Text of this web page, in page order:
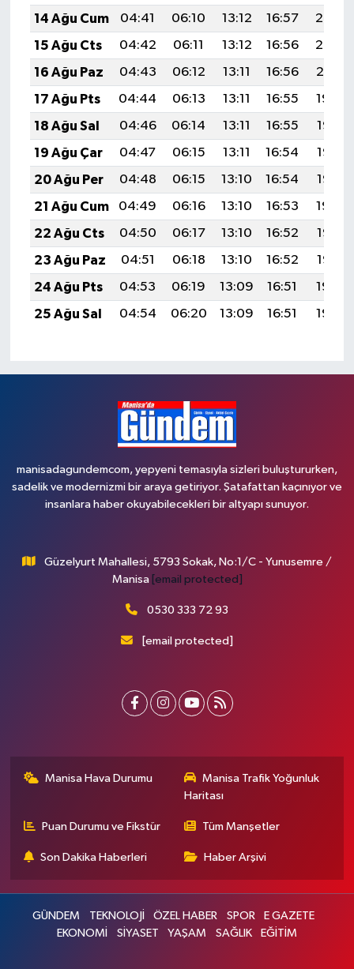
14 Ağu Cum
04:41 06:10 13:12 16:57
20:03
15 Ağu Cts
04:42 06:11 13:12 16:56
20:02
16 Ağu Paz
04:43 06:12 13:11 16:56
20:01
17 Ağu Pts
04:44 06:13 13:11 16:55
19:59
18 Ağu Sal
04:46 06:14 13:11 16:55
19:58
19 Ağu Çar
04:47 06:15 13:11 16:54
19:57
20 Ağu Per
04:48 06:15 13:10 16:54
19:56
21 Ağu Cum
04:49 06:16 13:10 16:53
19:54
22 Ağu Cts
04:50 06:17 13:10 16:52
19:53
23 Ağu Paz
04:51 06:18 13:10 16:52
19:52
24 Ağu Pts
04:53 06:19 13:09 16:51
19:50
25 Ağu Sal
04:54 06:20 13:09 16:51 19:49
manisadagundemcom, yepyeni temasıyla sizleri buluştururken,
sadelik ve modernizmi bir araya getiriyor. Şatafattan kaçınıyor ve
insanlara haber okuyabilecekleri bir altyapı sunuyor.
Güzelyurt Mahallesi, 5793 Sokak, No:1/C - Yunusemre /
Manisa [email protected]
0530 333 72 93
[email protected]
Manisa Hava Durumu
Manisa Trafik Yoğunluk
Haritası
Puan Durumu ve Fikstür Tüm Manşetler
Son Dakika Haberleri Haber Arşivi
GÜNDEM TEKNOLOJİ ÖZEL HABER SPOR
E GAZETE
EKONOMİ
SİYASET YAŞAM SAĞLIK EĞİTİM